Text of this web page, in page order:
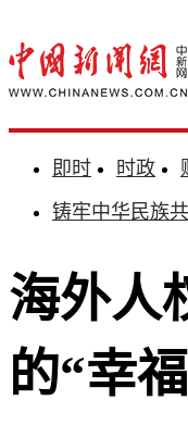
即时 时政
铸牢中华民族
海外人
的“幸